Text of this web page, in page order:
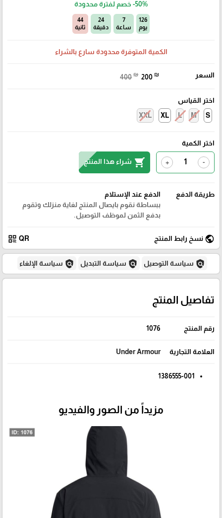
-50% خصم لفترة محدودة
126
يوم
7
ساعة
24
دقيقة
43
ثانية
الكمية المتوفرة محدودة سارع بالشراء
السعر 400 ₪ 200 ₪
اختر القياس
S
M
L
XL
XXL
اختر الكمية
-
+
shopping_cart شراء هذا المنتج
طريقة الدفع
الدفع عند الإستلام
ببساطة نقوم بايصال المنتج لغاية منزلك وتقوم
بدفع الثمن لموظف التوصيل.
public نسخ رابط المنتج QR
qr_code
policy سياسة التوصيل policy سياسة التبديل policy سياسة الإلغاء
تفاصيل المنتج
رقم المنتج 1076
العلامة التجارية Under Armour
1386555-001
مزيداً من الصور والفيديو